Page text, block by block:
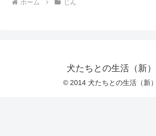
ホーム じん
犬たちとの生活（新）
© 2014 犬たちとの生活（新）.